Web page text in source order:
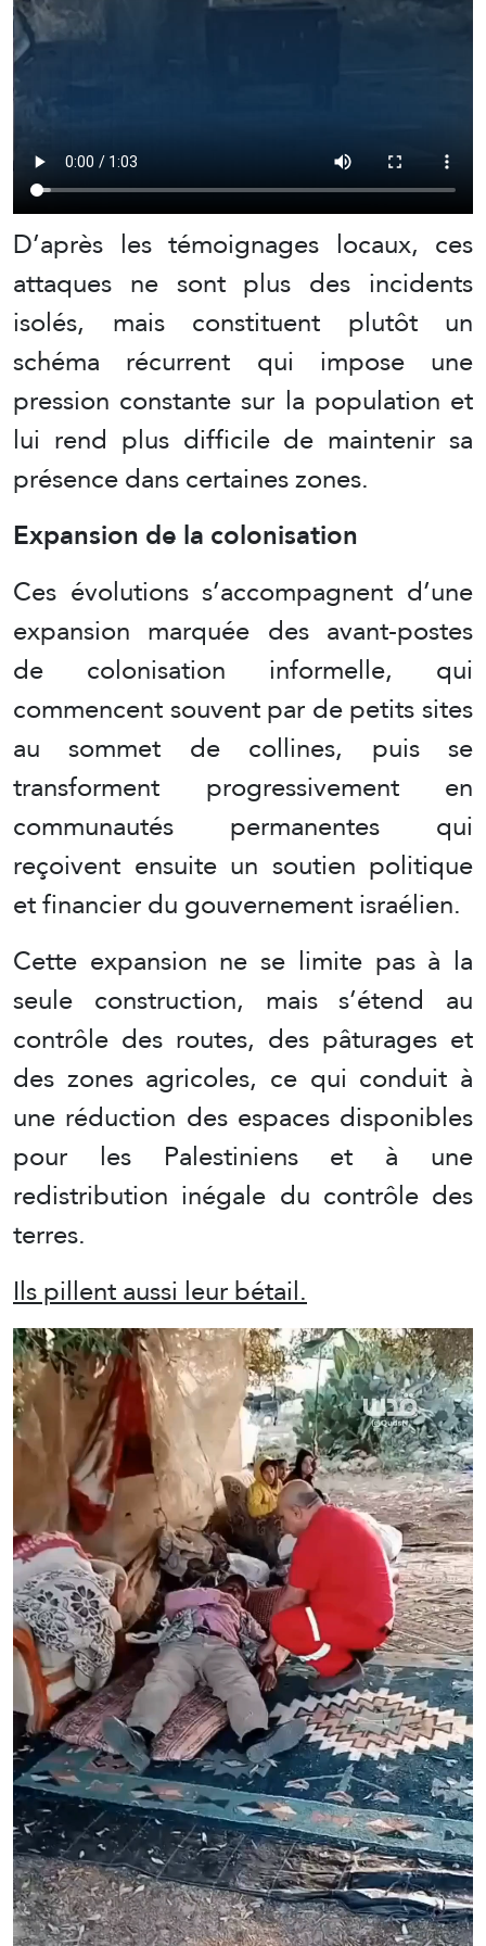
D’après les témoignages locaux, ces
attaques ne sont plus des incidents
isolés, mais constituent plutôt un
schéma récurrent qui impose une
pression constante sur la population et
lui rend plus difficile de maintenir sa
présence dans certaines zones.
Expansion de la colonisation
Ces évolutions s’accompagnent d’une
expansion marquée des avant-postes
de colonisation informelle, qui
commencent souvent par de petits sites
au sommet de collines, puis se
transforment progressivement en
communautés permanentes qui
reçoivent ensuite un soutien politique
et financier du gouvernement israélien.
Cette expansion ne se limite pas à la
seule construction, mais s’étend au
contrôle des routes, des pâturages et
des zones agricoles, ce qui conduit à
une réduction des espaces disponibles
pour les Palestiniens et à une
redistribution inégale du contrôle des
terres.
Ils pillent aussi leur bétail.